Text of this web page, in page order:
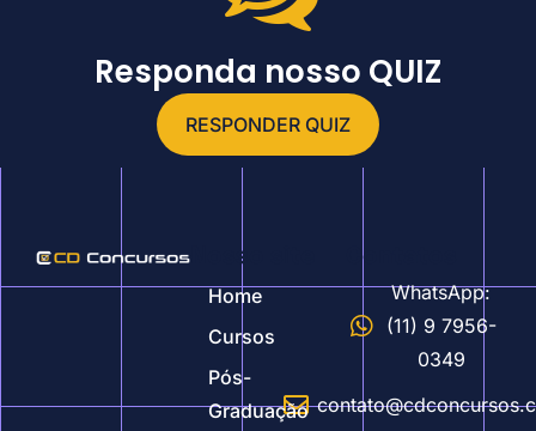
Responda nosso QUIZ
RESPONDER QUIZ
Nosso site
Home
Cursos
Pós-
Graduação
Contatos
WhatsApp:
(11) 9 7956-
0349